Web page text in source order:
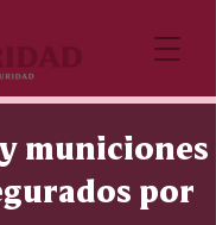
municiones
por